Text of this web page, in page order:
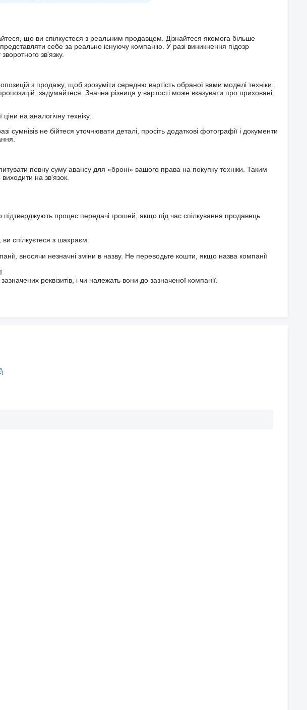
що ви спілкуєтеся з реальним продавцем. Дізнайтеся якомога більше
себе за реально існуючу компанію. У разі виникнення підозр
зв'язку.
з продажу, щоб зрозуміти середню вартість обраної вами моделі техніки.
задумайтеся. Значна різниця у вартості може вказувати про приховані
на аналогічну техніку.
сумнівів не бійтеся уточнювати деталі, просіть додаткові фотографії і документи
певну суму авансу для «броні» вашого права на покупку техніки. Таким
на зв'язок.
процес передачі грошей, якщо під час спілкування продавець
спілкуєтеся з шахраєм.
вносячи незначні зміни в назву. Не переводьте кошти, якщо назва компанії
реквізитів, і чи належать вони до зазначеної компанії.